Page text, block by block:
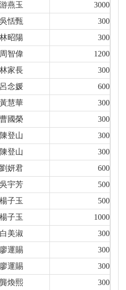
游燕玉
3000
吳恬甄
300
林昭陽
300
周智偉
1200
林家長
300
呂念媛
600
黃慧華
300
曹國榮
300
陳登山
300
陳登山
300
劉妍君
600
吳宇芳
500
楊子玉
500
楊子玉
1000
白美淑
300
廖運賜
300
廖運賜
300
龔煥熙
300